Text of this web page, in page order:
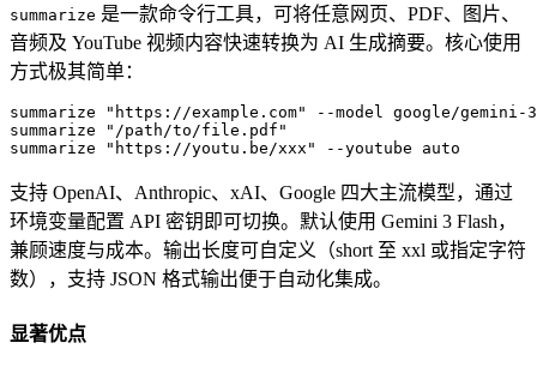
summarize 是一款命令行工具，可将任意网页、PDF、图片、
音频及 YouTube 视频内容快速转换为 AI 生成摘要。核心使用
方式极其简单：
summarize "https://example.com" --model google/
summarize "/path/to/file.pdf"
summarize "https://youtu.be/xxx" --youtube auto
支持 OpenAI、Anthropic、xAI、Google 四大主流模型，通过
环境变量配置 API 密钥即可切换。默认使用 Gemini 3 Flash，
兼顾速度与成本。输出长度可自定义（short 至 xxl 或指定字符
数），支持 JSON 格式输出便于自动化集成。
显著优点